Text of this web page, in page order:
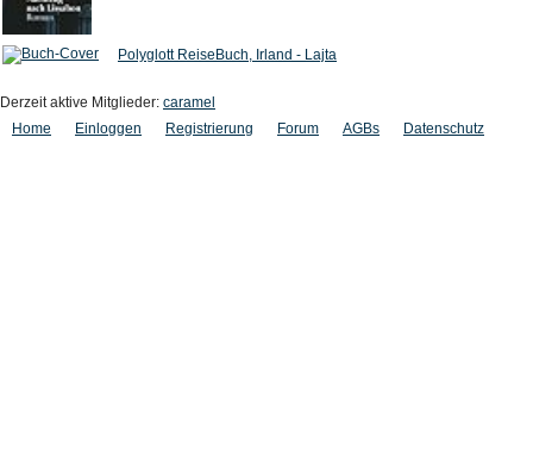
Polyglott ReiseBuch, Irland - Lajta
Derzeit aktive Mitglieder: caramel
Home
Einloggen Registrierung Forum AGBs Datenschutz